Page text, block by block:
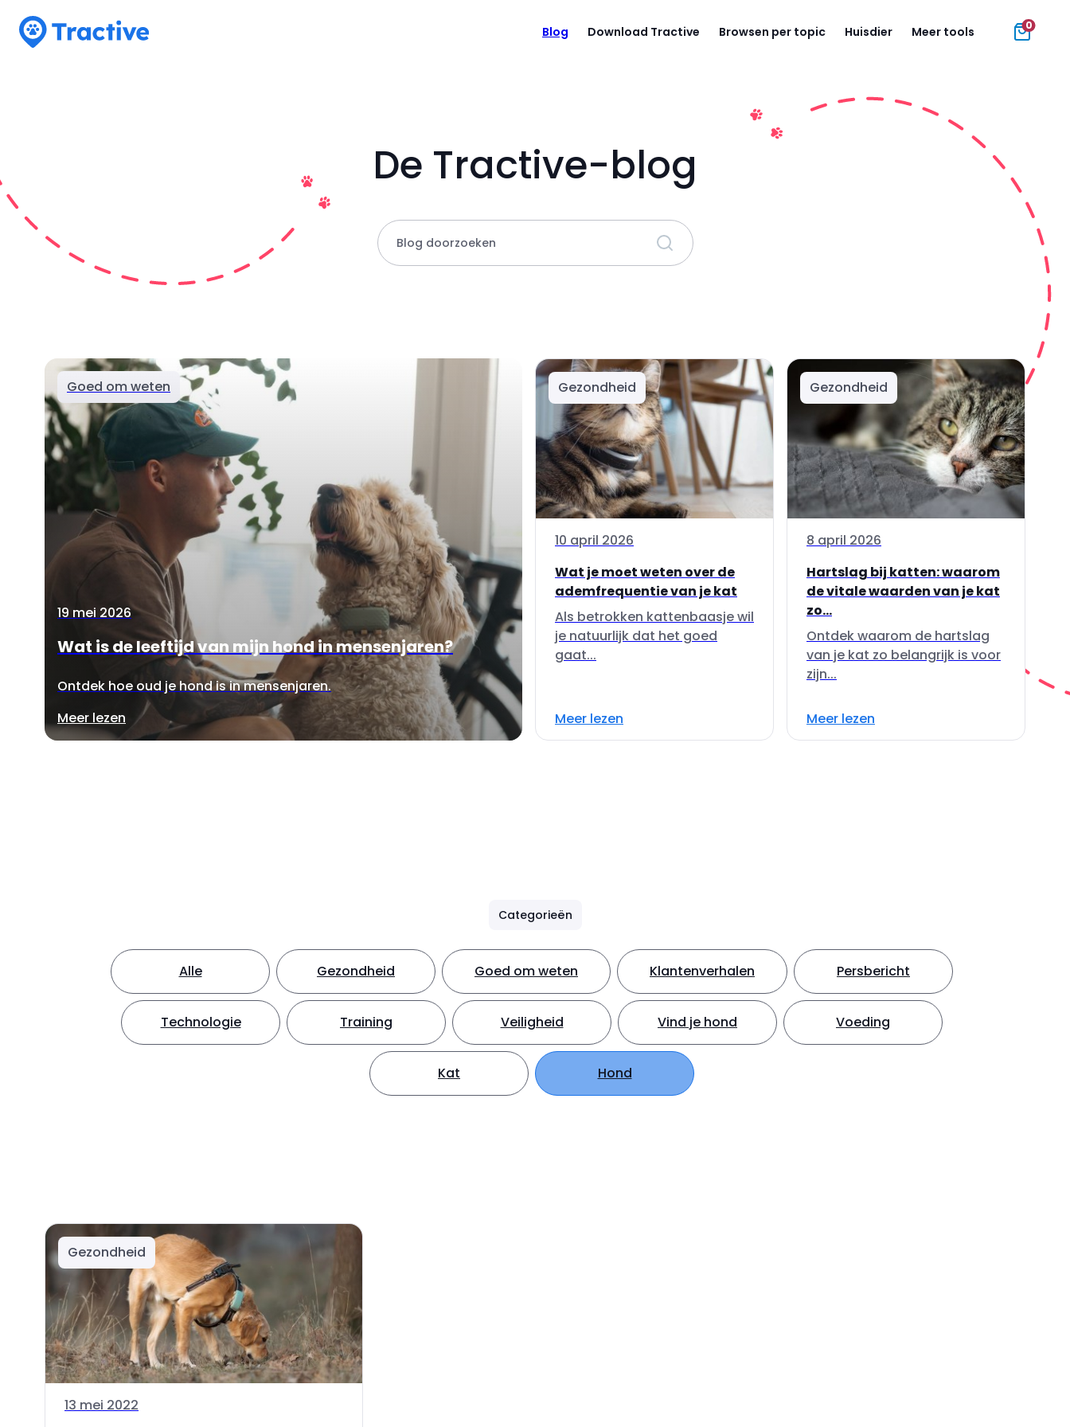
Blog Download Tractive Browsen per topic Huisdier Meer tools 0
De Tractive-blog
Blog doorzoeken
Goed om weten
19 mei 2026
Wat is de leeftijd van mijn hond in mensenjaren?
Ontdek hoe oud je hond is in mensenjaren.
Meer lezen
Gezondheid
10 april 2026
Wat je moet weten over de
ademfrequentie van je kat
Als betrokken kattenbaasje wil
je natuurlijk dat het goed
gaat...
Meer lezen
Gezondheid
8 april 2026
Hartslag bij katten: waarom
de vitale waarden van je kat
zo...
Ontdek waarom de hartslag
van je kat zo belangrijk is voor
zijn...
Meer lezen
Categorieën
Alle Gezondheid Goed om weten Klantenverhalen Persbericht
Technologie Training Veiligheid Vind je hond Voeding
Kat Hond
Gezondheid
13 mei 2022